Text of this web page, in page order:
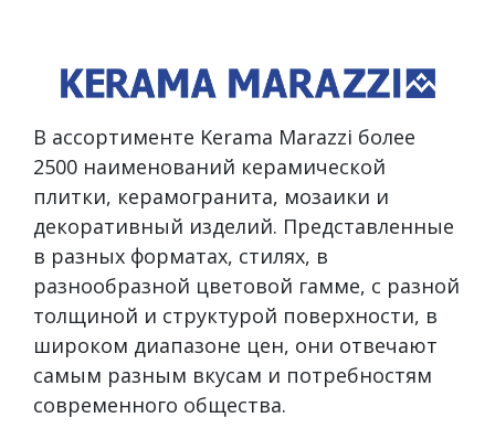
В ассортименте Kerama Marazzi более
2500 наименований керамической
плитки, керамогранита, мозаики и
декоративный изделий. Представленные
в разных форматах, стилях, в
разнообразной цветовой гамме, с разной
толщиной и структурой поверхности, в
широком диапазоне цен, они отвечают
самым разным вкусам и потребностям
современного общества.